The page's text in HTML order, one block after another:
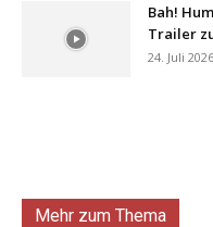
Bah!
Trailer
24. Juli 2026
Mehr zum Thema